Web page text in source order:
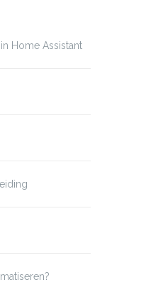
Home Assistant